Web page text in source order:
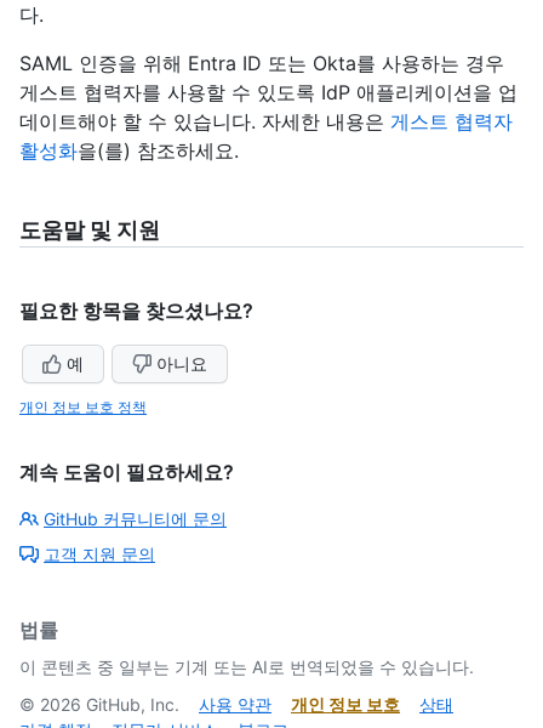
다.
SAML 인증을 위해 Entra ID 또는 Okta를 사용하는 경우
게스트 협력자를 사용할 수 있도록 IdP 애플리케이션을 업
데이트해야 할 수 있습니다. 자세한 내용은 게스트 협력자
활성화을(를) 참조하세요.
도움말 및 지원
필요한 항목을 찾으셨나요?
예 아니요
개인 정보 보호 정책
계속 도움이 필요하세요?
GitHub 커뮤니티에 문의
고객 지원 문의
법률
이 콘텐츠 중 일부는 기계 또는 AI로 번역되었을 수 있습니다.
© 2026 GitHub, Inc. 사용 약관 개인 정보 보호
상태